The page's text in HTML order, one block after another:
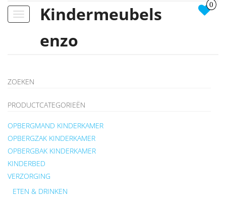
Toggle
Kindermeubels
enzo
0
ZOEKEN
PRODUCTCATEGORIEËN
OPBERGMAND KINDERKAMER
OPBERGZAK KINDERKAMER
OPBERGBAK KINDERKAMER
KINDERBED
VERZORGING
ETEN & DRINKEN